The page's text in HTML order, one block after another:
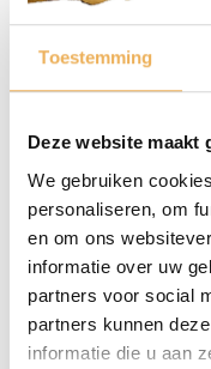
Toestemming
Deze website maakt
We gebruiken
personaliseren, om
en om ons
informatie over uw
partners voor social
partners kunnen
informatie die u aan
Je waardering